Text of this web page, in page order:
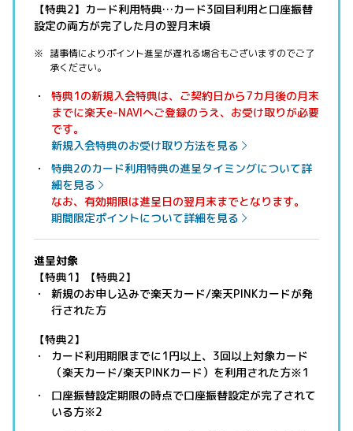
【特典2】カード利用特典…カード3回目利用と口座振替
設定の両方が完了した月の翌月末頃
諸事情によりポイント進呈が遅れる場合もございますのでご了
承ください。
特典1の新規入会特典は、ご契約日から7カ月後の月末
までに楽天e-NAVIへご登録のうえ、お受け取りが必要
です。
新規入会特典のお受け取り方法を見る
特典2のカード利用特典の進呈タイミングについて詳
細を見る
なお、有効期限は進呈日の翌月末までとなります。
期間限定ポイントについて詳細を見る
進呈対象
【特典1】【特典2】
新規のお申し込みで楽天カード/楽天PINKカードが発
行された方
【特典2】
カード利用期限までに1円以上、3回以上対象カード
（楽天カード/楽天PINKカード）を利用された方※1
口座振替設定期限の時点で口座振替設定が完了されて
いる方※2